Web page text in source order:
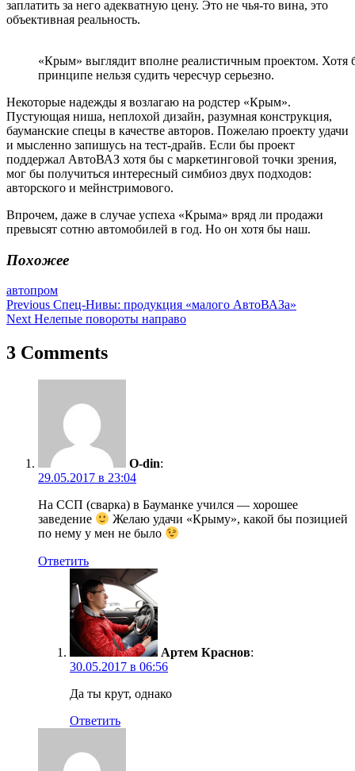
заплатить за него адекватную цену. Это не чья-то вина, это
объективная реальность.
«Крым» выглядит вполне реалистичным проектом. Хотя
принципе нельзя судить чересчур серьезно.
Некоторые надежды я возлагаю на родстер «Крым».
Пустующая ниша, неплохой дизайн, разумная конструкция,
бауманские спецы в качестве авторов. Пожелаю проекту удачи
и мысленно запишусь на тест-драйв. Если бы проект
поддержал АвтоВАЗ хотя бы с маркетинговой точки зрения,
мог бы получиться интересный симбиоз двух подходов:
авторского и мейнстримового.
Впрочем, даже в случае успеха «Крыма» вряд ли продажи
превысят сотню автомобилей в год. Но он хотя бы наш.
Похожее
автопром
Навигация
по
записям
Previous Спец-Нивы: продукция «малого АвтоВАЗа»
Next Нелепые повороты направо
3 Comments
O-din:
29.05.2017 в 23:04
На ССП (сварка) в Бауманке учился — хорошее
заведение
Желаю удачи «Крыму», какой бы позицией
по нему у мен не было
Ответить
Артем Краснов:
30.05.2017 в 06:56
Да ты крут, однако
Ответить